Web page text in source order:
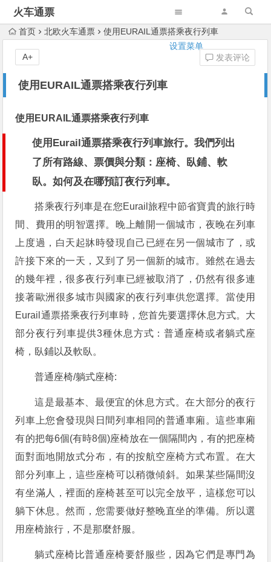
火车通票
设置菜单
首页 北欧火车通票 使用EURAIL通票搭乘夜行列車
使用EURAIL通票搭乘夜行列車
发表评论
A+
使用EURAIL通票搭乘夜行列車
使用Eurail通票搭乘夜行列車旅行。我們列出
了所有路線、票價與分類：座椅、臥鋪、軟
臥。如何及在哪預訂夜行列車。
搭乘夜行列車是在您Eurail旅程中節省寶貴的旅行時
間、費用的明智選擇。晚上離開一個城市，夜晚在列車
上度過，白天起牀時發現自己已經在另一個城市了，或
許接下來的一天，又到了另一個新的城市。雖然在過去
的幾年裡，很多夜行列車已經被取消了，仍然有很多連
接著歐洲很多城市與國家的夜行列車供您選擇。當使用
Eurail通票搭乘夜行列車時，您首先要選擇休息方式。大
部分夜行列車提供3種休息方式：普通座椅或者躺式座
椅，臥鋪以及軟臥。
普通座椅/躺式座椅:
這是最基本、最便宜的休息方式。在大部分的夜行
列車上您會發現與日間列車相同的普通車廂。這些車廂
有的把每6個(有時8個)座椅放在一個隔間內，有的把座椅
面對面地開放式分布，有的按航空座椅方式布置。在大
部分列車上，這些座椅可以稍微傾斜。如果某些隔間沒
有坐滿人，裡面的座椅甚至可以完全放平，這樣您可以
躺下休息。然而，您需要做好整晚直坐的準備。所以選
用座椅旅行，不是那麼舒服。
躺式座椅比普通座椅要舒服些，因為它們是專門為